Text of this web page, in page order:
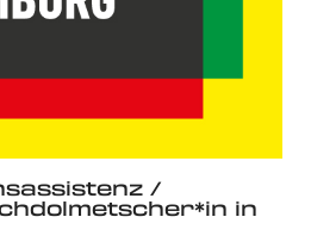
/
in